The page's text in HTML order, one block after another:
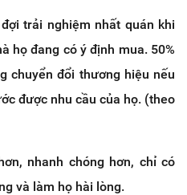
trải nghiệm nhất quán khi
họ đang có ý định mua. 50%
chuyển đổi thương hiệu nếu
được nhu cầu của họ. (theo
nhanh chóng hơn, chỉ có
và làm họ hài lòng.